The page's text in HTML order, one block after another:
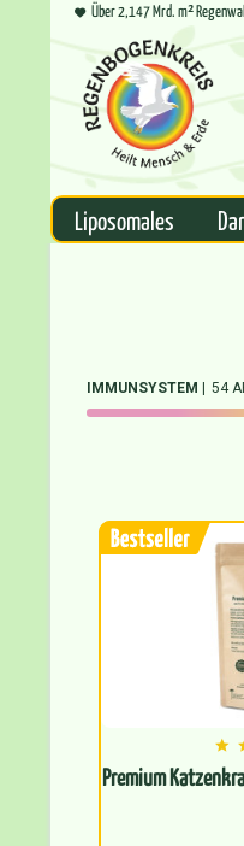
Über 2,147 Mrd. m²
Liposomales
IMMUNSYSTEM 54
Premium